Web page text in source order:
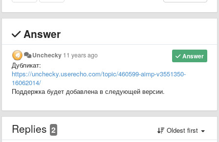
Answer
Answer
Unchecky 11 years ago
Дубликат:
https://unchecky.userecho.com/topic/460599-aimp-v3551350-
16062014/
Поддержка будет добавлена в следующей версии.
Replies 2 Oldest first